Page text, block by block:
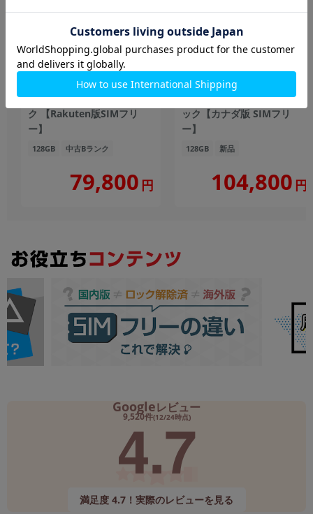
iPhone15 A3089
(MTMH3J/A) 128GB ブラッ
ク 【Rakuten版SIMフリ
ー】
128GB 中古Bランク
79,800 円
iPhone15 Plus A3093
(MU083VC/A) 128GB ブラ
ック【カナダ版 SIMフリ
ー】
128GB 新品
104,800 円
Googleレビュー
9,520件(12/24時点)
4.7
満足度 4.7！実際のレビューを見る